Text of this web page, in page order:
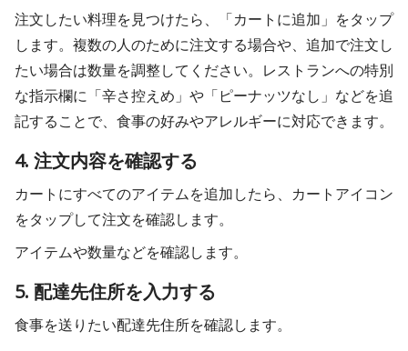
注文したい料理を見つけたら、「カートに追加」をタップ
します。複数の人のために注文する場合や、追加で注文し
たい場合は数量を調整してください。レストランへの特別
な指示欄に「辛さ控えめ」や「ピーナッツなし」などを追
記することで、食事の好みやアレルギーに対応できます。
4. 注文内容を確認する
カートにすべてのアイテムを追加したら、カートアイコン
をタップして注文を確認します。
アイテムや数量などを確認します。
5. 配達先住所を入力する
食事を送りたい配達先住所を確認します。